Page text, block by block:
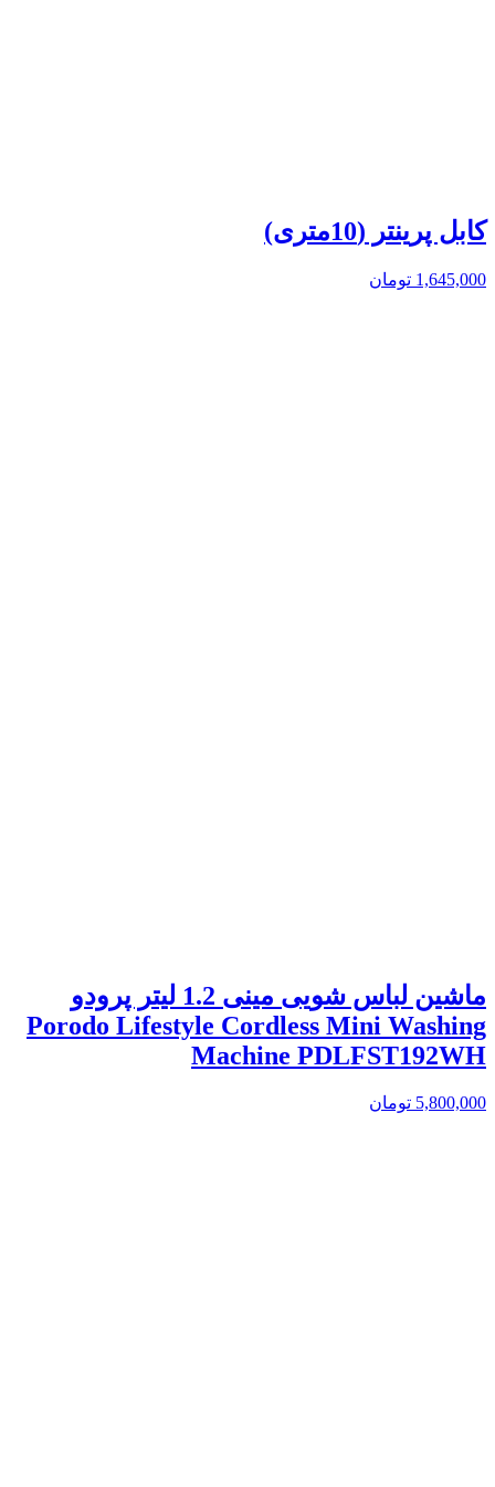
کابل پرینتر (10متری)
1,645,000 تومان
ماشین لباس شویی مینی 1.2 لیتر پرودو
Porodo Lifestyle Cordless Mini Washing
Machine PDLFST192WH
5,800,000 تومان